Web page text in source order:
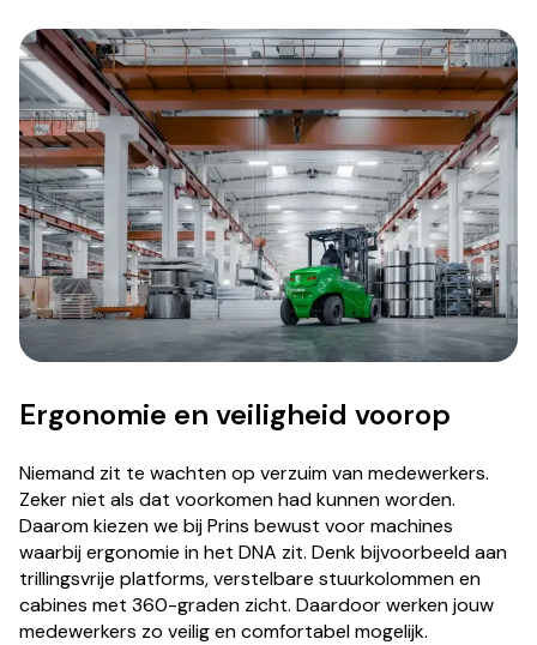
Ergonomie en veiligheid voorop
Niemand zit te wachten op verzuim van medewerkers.
Zeker niet als dat voorkomen had kunnen worden.
Daarom kiezen we bij Prins bewust voor machines
waarbij ergonomie in het DNA zit. Denk bijvoorbeeld aan
trillingsvrije platforms, verstelbare stuurkolommen en
cabines met 360-graden zicht. Daardoor werken jouw
medewerkers zo veilig en comfortabel mogelijk.